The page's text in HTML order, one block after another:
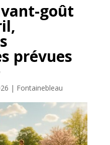
goût
prévues
| Fontainebleau